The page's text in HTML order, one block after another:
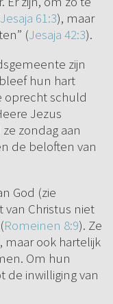
Jesaja 61:3), maar
(Jesaja 42:3).
zijn
hun hart
oprecht schuld
Jezus
zondag aan
de beloften van
God (zie
van Christus niet
Romeinen 8:9). Ze
ook hartelijk
Om hun
inwilliging van